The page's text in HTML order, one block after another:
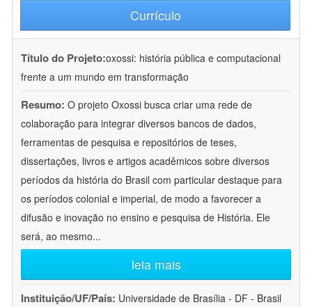
Currículo
Título do Projeto:oxossi: história pública e computacional
frente a um mundo em transformação
Resumo: O projeto Oxossi busca criar uma rede de
colaboração para integrar diversos bancos de dados,
ferramentas de pesquisa e repositórios de teses,
dissertações, livros e artigos acadêmicos sobre diversos
períodos da história do Brasil com particular destaque para
os períodos colonial e imperial, de modo a favorecer a
difusão e inovação no ensino e pesquisa de História. Ele
será, ao mesmo...
leia mais
Instituição/UF/País: Universidade de Brasília - DF - Brasil